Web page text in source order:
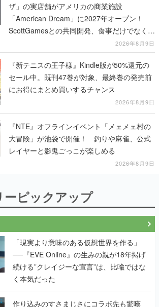
ザ」の実店舗がアメリカの商業施設
「American Dream」に2027年オープン！
ScottGamesとの共同開発、食事だけでなくス
テージショーや没入型のホラー体験も楽しめ
る
2026年8月9日
『新テニスの王子様』Kindle版が50%還元の
セール中。既刊47巻が対象、最終巻の発売前
にお得にまとめ買いするチャンス
2026年8月9日
『NTE』オフラインイベント「メェメェ村の
大冒険」が池袋で開催！ 釣りや麻雀、公式
レイヤーと影鬼ごっこが楽しめる
2026年8月9日
ーピックアップ
「現実より意味のある仮想世界を作る」
──『EVE Online』の生みの親が18年掲げ
続ける”クレイジーな宣言”は、比喩ではな
く本気だった
作り込みのすさまじさにコラボ先も驚嘆